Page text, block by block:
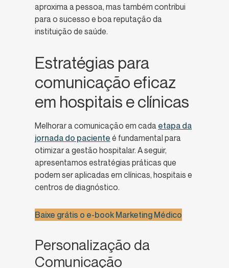
aproxima a pessoa, mas também contribui
para o sucesso e boa reputação da
instituição de saúde.
Estratégias para
comunicação eficaz
em hospitais e clínicas
Melhorar a comunicação em cada etapa da
jornada do paciente é fundamental para
otimizar a gestão hospitalar. A seguir,
apresentamos estratégias práticas que
podem ser aplicadas em clínicas, hospitais e
centros de diagnóstico.
Baixe grátis o e-book Marketing Médico
Personalização da
Comunicação